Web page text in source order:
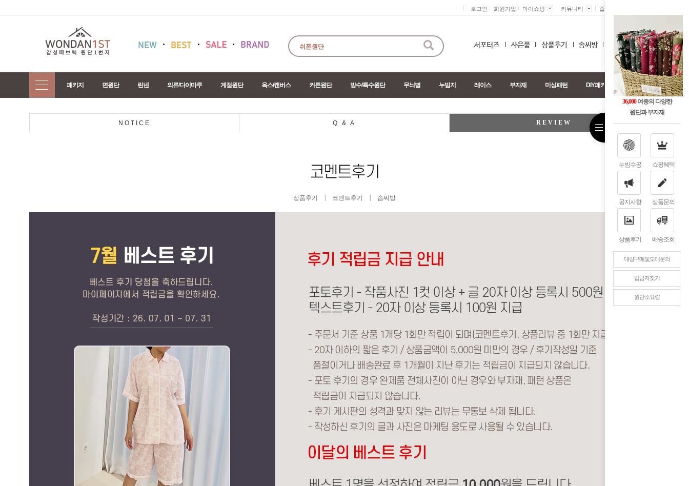
36,000여종의 다양한
원단과 부자재
누빔수공 쇼핑혜택
공지사항 상품문의
상품후기 배송조회
대량구매및도매문의
입금자찾기
원단소요량
로그인 회원가입 마이쇼핑 커뮤니티 즐겨찾기 +
0
패키지 면원단 린넨 의류/다이마루 계절원단 옥스/캔버스 커튼원단 방수/특수원단 무늬별 누빔지 레이스 부자재 미싱패턴 DIY패키지
NOTICE Q & A REVIEW
상품후기 코멘트후기 솜씨방